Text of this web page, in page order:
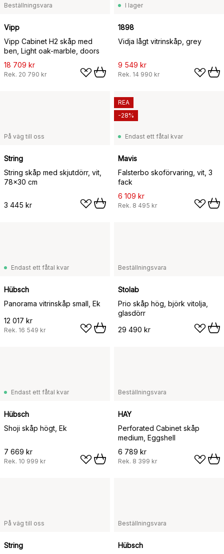
Beställningsvara
Vipp
Vipp Cabinet H2 skåp med
ben, Light oak-marble, doors
18 709 kr
Rek. 20 790 kr
I lager
1898
Vidja lågt vitrinskåp, grey
9 549 kr
Rek. 14 990 kr
På väg till oss
String
String skåp med skjutdörr, vit,
78x30 cm
3 445 kr
Endast ett fåtal kvar
Mavis
Falsterbo skoförvaring, vit, 3
fack
6 109 kr
Rek. 8 495 kr
REA
-28%
Endast ett fåtal kvar
Hübsch
Panorama vitrinskåp small, Ek
12 017 kr
Rek. 16 549 kr
Beställningsvara
Stolab
Prio skåp hög, björk vitolja,
glasdörr
29 490 kr
Endast ett fåtal kvar
Hübsch
Shoji skåp högt, Ek
7 669 kr
Rek. 10 999 kr
Beställningsvara
HAY
Perforated Cabinet skåp
medium, Eggshell
6 789 kr
Rek. 8 399 kr
På väg till oss
String
Beställningsvara
Hübsch